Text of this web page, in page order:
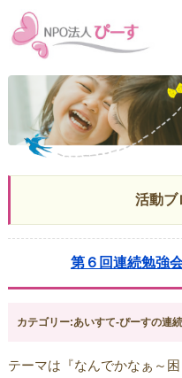
活動ブ
第６回連続勉強
カテゴリー:あいすて-ぴーすの連
テーマは『なんでかなぁ～